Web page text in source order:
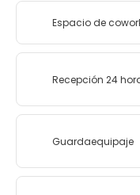
Espacio de
Recepción 24
Guardaequipaje